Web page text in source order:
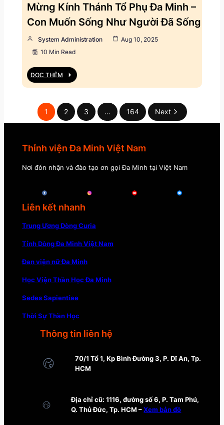
Mừng Kính Thánh Tổ Phụ Đa Minh –
Con Muốn Sống Như Người Đã Sống
System Administration
Aug 10, 2025
10 Min Read
ĐỌC THÊM
1 2 3 … 164 Next
Thỉnh viện Đa Minh Việt Nam
Nơi đón nhận và đào tạo ơn gọi Đa Minh tại Việt Nam
Liên kết nhanh
Trung Ương Dòng Curia
Tỉnh Dòng Đa Minh Việt Nam
Đan viện nữ Đa Minh
Học Viện Thần Học Đa Minh
Sedes Sapientiae
Thời Sự Thần Học
Thông tin liên hệ
70/1 Tổ 1, Kp Bình Đường 3, P. Dĩ An, Tp.
HCM
Địa chỉ cũ: 1116, đường số 6, P. Tam Phú,
Q. Thủ Đức, Tp. HCM –Xem bản đồ